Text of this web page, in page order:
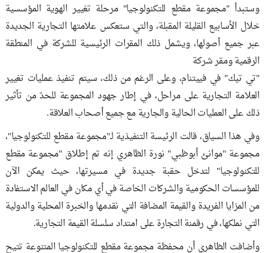
وستبدأ "مجموعة مقطع للتكنولوجيا" مرحلة تغيير الهوية المؤسسية
خلال الأسابيع القليلة المقبلة، والتي ستعكس علامتها التجارية الجديدة
عبر جميع أصولها، ويشمل ذلك المقرات الرئيسية للشركة في المنطقة
الرقمية ومقر شركة
"تي تيك" في فييتنام، وعلى الرغم من ذلك، سيتم تنفيذ عمليات تغيير
العلامة التجارية على مراحل، في إطار جهود المجموعة للحدّ من تأثير
ذلك على العمليات الحالية والجارية مع جميع أصحاب العلاقة.
وفي هذا السياق، قالت الرئيسة التنفيذية لـ"مجموعة مقطع للتكنولوجيا"،
مجموعة "موانئ أبوظبي" نورة الظاهري إنه تم إطلاق "مجموعة مقطع
للتكنولوجيا" لتدخل حقبة جديدة في مسيرتها، حيث يمكن الآن
للمؤسسات الحكومية والشركات الخاصة في أي مكان في العالم الاستفادة
من المزايا الفريدة والقيمة المضافة التي نقدمها والخبرة المحلية والدولية
التي نملكها، في رقمنة التجارة على امتداد سلسلة القيمة التجارية.
وأضافت الظاهري أن محفظة مجموعة مقطع للتكنولوجيا المتنوعة تتيح